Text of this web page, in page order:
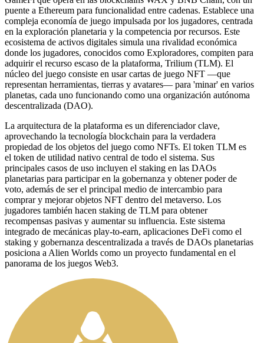
puente a Ethereum para funcionalidad entre cadenas. Establece una
compleja economía de juego impulsada por los jugadores, centrada
en la exploración planetaria y la competencia por recursos. Este
ecosistema de activos digitales simula una rivalidad económica
donde los jugadores, conocidos como Exploradores, compiten para
adquirir el recurso escaso de la plataforma, Trilium (TLM). El
núcleo del juego consiste en usar cartas de juego NFT —que
representan herramientas, tierras y avatares— para 'minar' en varios
planetas, cada uno funcionando como una organización autónoma
descentralizada (DAO).
La arquitectura de la plataforma es un diferenciador clave,
aprovechando la tecnología blockchain para la verdadera
propiedad de los objetos del juego como NFTs. El token TLM es
el token de utilidad nativo central de todo el sistema. Sus
principales casos de uso incluyen el staking en las DAOs
planetarias para participar en la gobernanza y obtener poder de
voto, además de ser el principal medio de intercambio para
comprar y mejorar objetos NFT dentro del metaverso. Los
jugadores también hacen staking de TLM para obtener
recompensas pasivas y aumentar su influencia. Este sistema
integrado de mecánicas play-to-earn, aplicaciones DeFi como el
staking y gobernanza descentralizada a través de DAOs planetarias
posiciona a Alien Worlds como un proyecto fundamental en el
panorama de los juegos Web3.